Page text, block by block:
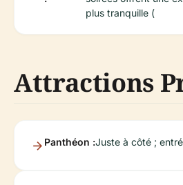
plus tranquille (
Attractions
Panthéon :Juste à côté ;